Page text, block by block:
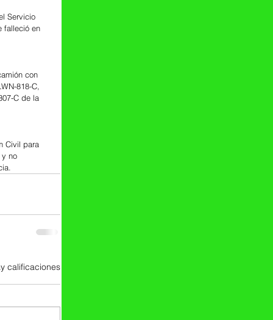
Servicio
falleció en
con
818-C,
C de la
Civil para
y no
calificaciones